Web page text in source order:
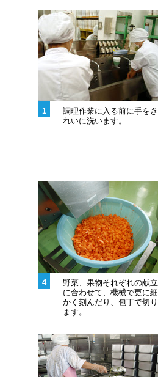
1
調理作業に入る前に手をき
れいに洗います。
4
野菜、果物それぞれの献立
に合わせて、機械で更に細
かく刻んだり、包丁で切り
ます。